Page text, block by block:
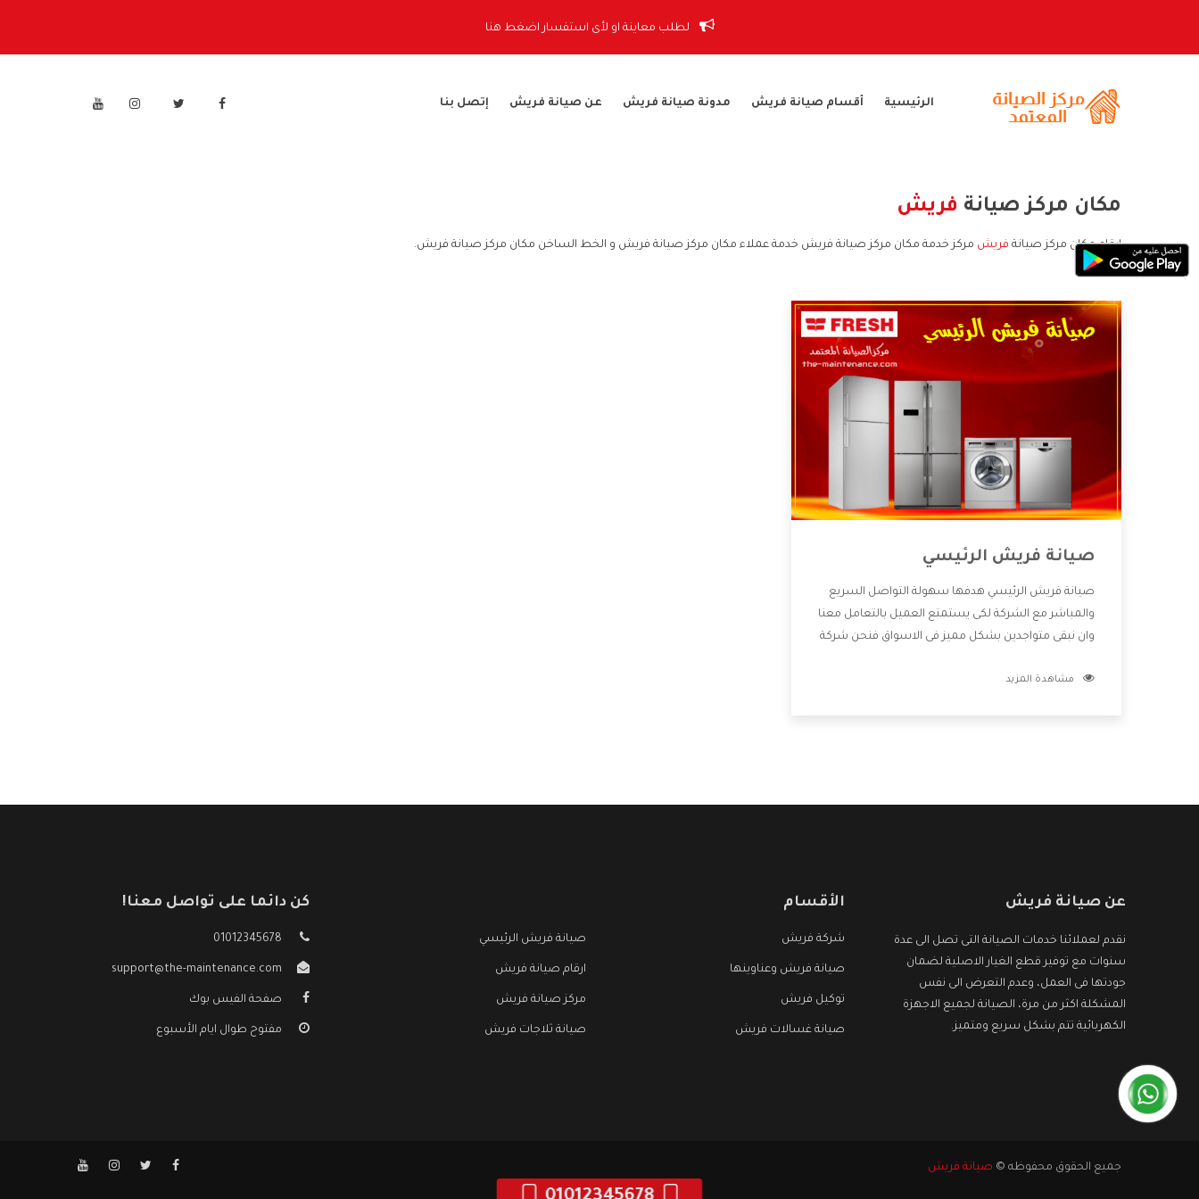
لطلب معاينة او لأى استفسار اضغط هنا
الرئيسية أقسام صيانة فريش مدونة صيانة فريش عن صيانة فريش إتصل بنا
مكان مركز صيانة فريش
ارقام مكان مركز صيانة فريش مركز خدمة مكان مركز صيانة فريش خدمة عملاء مكان مركز صيانة فريش و الخط الساخن مكان مركز صيانة فريش.
صيانة فريش الرئيسي
صيانة فريش الرئيسي هدفها سهولة التواصل السريع
والمباشر مع الشركة لكى يستمتع العميل بالتعامل معنا
وان نبقى متواجدين بشكل مميز فى الاسواق فنحن شركة
بالخدمات التى تنفرد الشركة بها والتى تكون منها خدمة
مشاهدة المزيد
عن صيانة فريش
نقدم لعملائنا خدمات الصيانة التى تصل الى عدة
سنوات مع توفير قطع الغيار الاصلية لضمان
جودتها فى العمل، وعدم التعرض الى نفس
المشكلة اكثر من مرة، الصيانة لجميع الاجهزة
الكهربائية تتم بشكل سريع ومتميز.
الأقسام
شركة فريش صيانة فريش الرئيسي
صيانة فريش وعناوينها ارقام صيانة فريش
توكيل فريش مركز صيانة فريش
صيانة غسالات فريش صيانة ثلاجات فريش
كن دائما على تواصل معنا!
01012345678
support@the-maintenance.com
صفحة الفيس بوك
مفتوح طوال ايام الأسبوع
جميع الحقوق محفوظه © صيانة فريش